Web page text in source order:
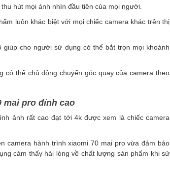
hút mọi ánh nhìn đầu tiên của mọi người.
luôn khác biệt với mọi chiếc camera khác trên thị
cho người sử dụng có thể bắt trọn mọi khoảnh
có thể chủ động chuyển góc quay của camera theo
mai pro đỉnh cao
ảnh rất cao đạt tới 4k được xem là chiếc camera
camera hành trình xiaomi 70 mai pro vừa đảm bảo
cảm thấy hài lòng về chất lượng sản phẩm khi sử